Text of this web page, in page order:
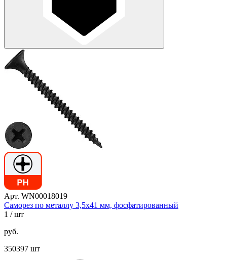
Арт. WN00018019
Саморез по металлу 3,5х41 мм, фосфатированный
1 / шт
руб.
350397 шт